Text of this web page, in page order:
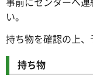
い。
持ち物を確認の上、
持ち物